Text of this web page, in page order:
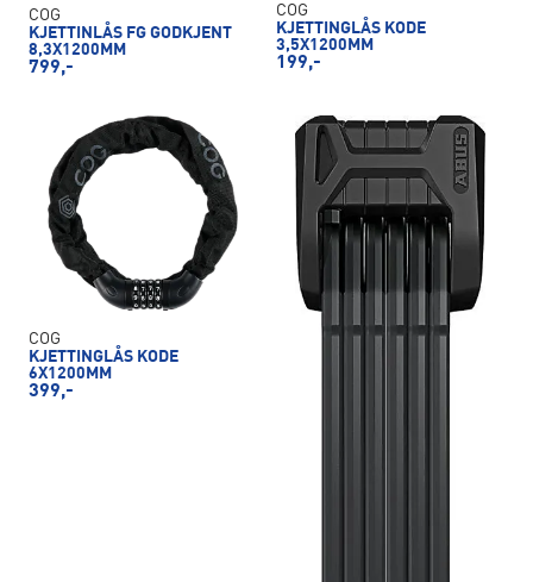
COG
KJETTINLÅS FG GODKJENT
8,3X1200MM
799,-
COG
KJETTINGLÅS KODE
3,5X1200MM
199,-
COG
KJETTINGLÅS KODE
6X1200MM
399,-